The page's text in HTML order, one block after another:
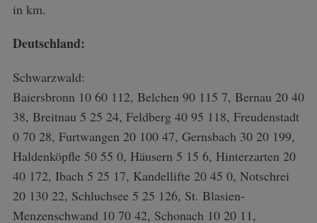
in km.
Deutschland:
Schwarzwald:
Baiersbronn 10 60 112, Belchen 90 115 7, Bernau 20 40
38, Breitnau 5 25 24, Feldberg 40 95 118, Freudenstadt
0 70 28, Furtwangen 20 100 47, Gernsbach 30 20 199,
Haldenköpfle 50 55 0, Häusern 5 15 6, Hinterzarten 20
40 172, Ibach 5 25 17, Kandellifte 20 45 0, Notschrei
20 130 22, Schluchsee 5 25 126, St. Blasien-
Menzenschwand 10 70 42, Schonach 10 20 11,